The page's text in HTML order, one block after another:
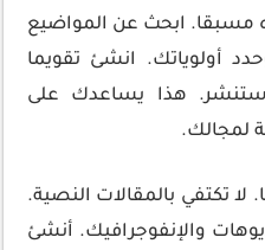
ابحث عن المواضيع
أولوياتك. انشئ تقويما
ستنشر. هذا يساعدك على
لمجالك.
لا تكتفي بالمقالات النصية.
والإنفوجرافيك. أنشئ